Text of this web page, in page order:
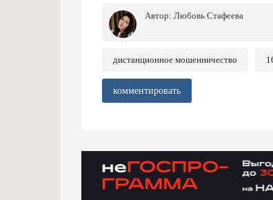
Автор: Любовь Стафеева
дистанционное мошенничество
комментировать